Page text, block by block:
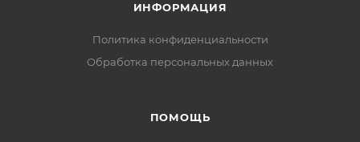
ИНФОРМАЦИЯ
Политика конфиденциальности
Обработка персональных данных
ПОМОЩЬ